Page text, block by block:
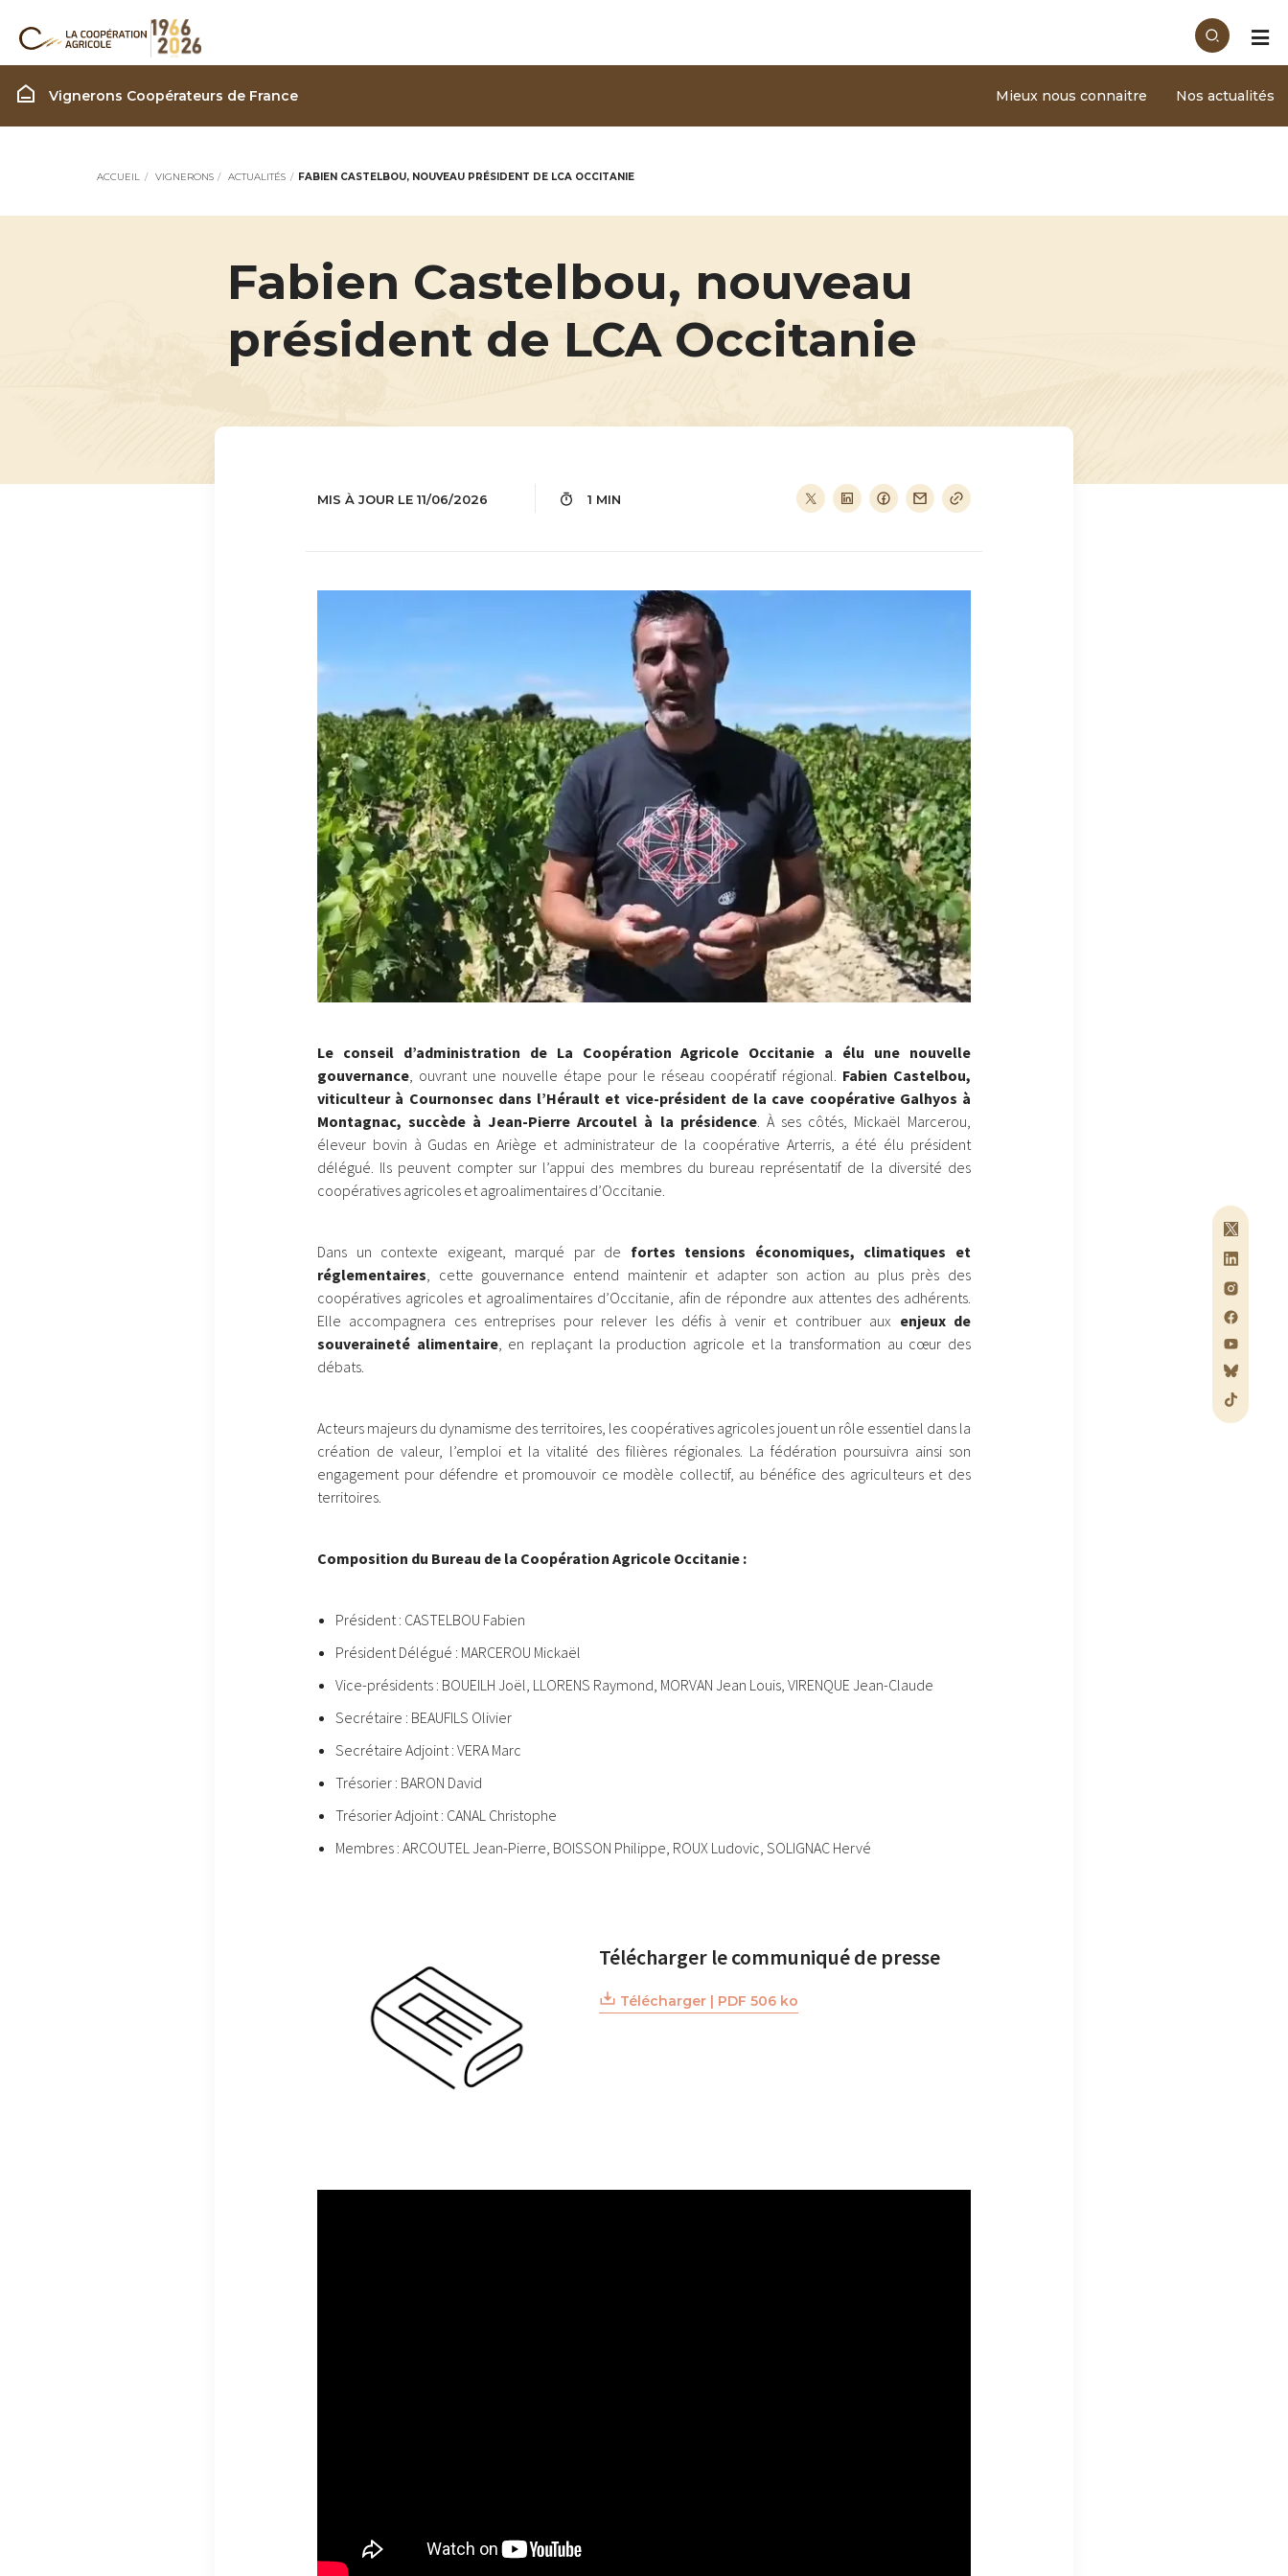
Filière Vignerons
Vignerons Coopérateurs de France Mieux nous connaitre Nos actualités
ACCUEIL VIGNERONS ACTUALITÉS FABIEN CASTELBOU, NOUVEAU PRÉSIDENT DE LCA OCCITANIE
Fabien Castelbou, nouveau
président de LCA Occitanie
MIS À JOUR LE 11/06/2026 1 MIN
Le conseil d’administration de La Coopération Agricole Occitanie a élu une nouvelle
gouvernance , ouvrant une nouvelle étape pour le réseau coopératif régional. Fabien Castelbou,
viticulteur à Cournonsec dans l’Hérault et vice-président de la cave coopérative Galhyos à
Montagnac, succède à Jean-Pierre Arcoutel à la présidence. À ses côtés, Mickaël Marcerou,
éleveur bovin à Gudas en Ariège et administrateur de la coopérative Arterris, a été élu président
délégué. Ils peuvent compter sur l’appui des membres du bureau représentatif de la diversité des
coopératives agricoles et agroalimentaires d’Occitanie.
Dans un contexte exigeant, marqué par de fortes tensions économiques, climatiques et
réglementaires , cette gouvernance entend maintenir et adapter son action au plus près des
coopératives agricoles et agroalimentaires d’Occitanie, afin de répondre aux attentes des adhérents.
Elle accompagnera ces entreprises pour relever les défis à venir et contribuer aux enjeux de
souveraineté alimentaire, en replaçant la production agricole et la transformation au cœur des
débats.
Acteurs majeurs du dynamisme des territoires, les coopératives agricoles jouent un rôle essentiel dans la
création de valeur, l’emploi et la vitalité des filières régionales. La fédération poursuivra ainsi son
engagement pour défendre et promouvoir ce modèle collectif, au bénéfice des agriculteurs et des
territoires.
Composition du Bureau de la Coopération Agricole Occitanie :
Président : CASTELBOU Fabien
Président Délégué : MARCEROU Mickaël
Vice-présidents : BOUEILH Joël, LLORENS Raymond, MORVAN Jean Louis, VIRENQUE Jean-Claude
Secrétaire : BEAUFILS Olivier
Secrétaire Adjoint : VERA Marc
Trésorier : BARON David
Trésorier Adjoint : CANAL Christophe
Membres : ARCOUTEL Jean-Pierre, BOISSON Philippe, ROUX Ludovic, SOLIGNAC Hervé
Télécharger le communiqué de presse
Télécharger | PDF 506 ko